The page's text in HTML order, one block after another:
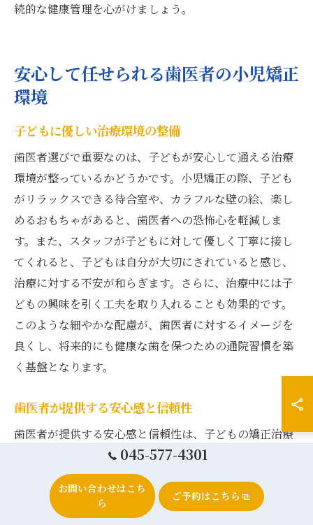
続的な健康管理を心がけましょう。
安心して任せられる歯医者の小児矯正
環境
子どもに優しい治療環境の整備
歯医者選びで重要なのは、子どもが安心して通える治療
環境が整っているかどうかです。小児矯正の際、子ども
がリラックスできる待合室や、カラフルな壁の絵、楽し
めるおもちゃがあると、歯医者への恐怖心を軽減しま
す。また、スタッフが子どもに対して優しく丁寧に接し
てくれると、子どもは自分が大切にされていると感じ、
治療に対する不安が和らぎます。さらに、治療中には子
どもの興味を引く工夫を取り入れることも効果的です。
このような細やかな配慮が、歯医者に対するイメージを
良くし、将来的にも健康な歯を保つための通院習慣を築
く基盤となります。
歯医者が提供する安心感と信頼性
歯医者が提供する安心感と信頼性は、子どもの矯正治療
を成功させるために不可欠な要素です。信頼できる歯医
者は、治療を始める前にしっかりとした説明を行い、保
護者と子どもに不安を与えないよう努めます。治療中に
おいても、進捗状況や次のステップをわかりやすく説明
045-577-4301
お問い合わせはこち
ら
ご予約はこちら